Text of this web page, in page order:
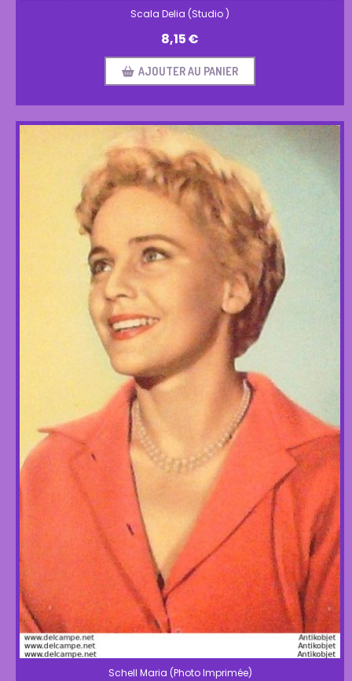
Scala Delia (Studio )
8,15€
AJOUTER AU PANIER
Schell Maria (Photo Imprimée)